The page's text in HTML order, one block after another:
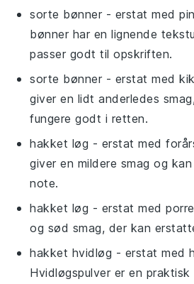
sorte bønner - erstat med
bønner har en lignende
passer godt til opskriften.
sorte bønner - erstat med
giver en lidt anderledes
fungere godt i retten.
hakket løg - erstat med
giver en mildere smag og
note.
hakket løg - erstat medporre
og sød smag, der kan
hakket hvidløg - erstat med
Hvidløgspulver er en